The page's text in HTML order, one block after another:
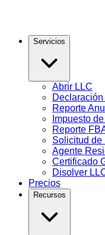
Servicios
Abrir LLC
Declaración
Reporte
Impuesto
Reporte
Solicitud de
Agente
Certificado
Disolver
Precios
Recursos